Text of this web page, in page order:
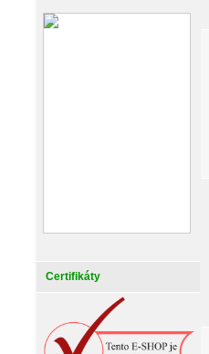
Certifikáty